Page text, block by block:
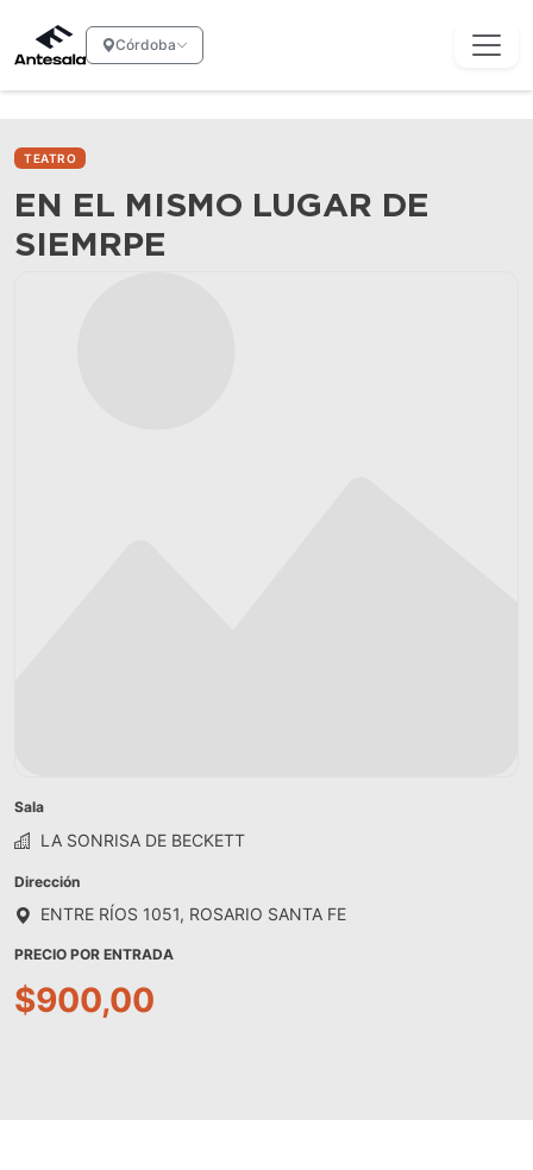
Córdoba
TEATRO
EN EL MISMO LUGAR DE
SIEMRPE
Sala
LA SONRISA DE BECKETT
Dirección
ENTRE RÍOS 1051, ROSARIO SANTA FE
PRECIO POR ENTRADA
$900,00